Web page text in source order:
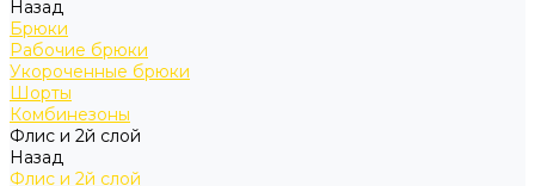
Назад
Брюки
Рабочие брюки
Укороченные брюки
Шорты
Комбинезоны
Флис и 2й слой
Назад
Флис и 2й слой